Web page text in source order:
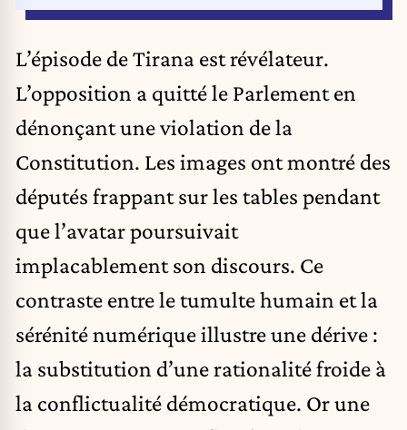
L’épisode de Tirana est révélateur.
L’opposition a quitté le Parlement en
dénonçant une violation de la
Constitution. Les images ont montré des
députés frappant sur les tables pendant
que l’avatar poursuivait
implacablement son discours. Ce
contraste entre le tumulte humain et la
sérénité numérique illustre une dérive :
la substitution d’une rationalité froide à
la conflictualité démocratique. Or une